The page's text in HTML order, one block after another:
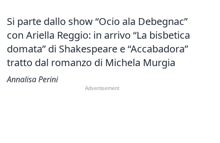
Si parte dallo show “Ocio ala Debegnac”
con Ariella Reggio: in arrivo “La bisbetica
domata” di Shakespeare e “Accabadora”
tratto dal romanzo di Michela Murgia
Annalisa Perini